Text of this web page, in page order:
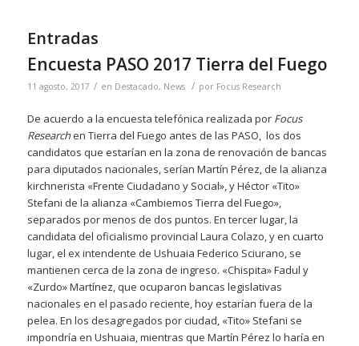
Entradas
Encuesta PASO 2017 Tierra del Fuego
11 agosto, 2017 / en Destacado, News / por Focus Research
De acuerdo a la encuesta telefónica realizada por Focus
Researchen Tierra del Fuego antes de las PASO, los dos
candidatos que estarían en la zona de renovación de bancas
para diputados nacionales, serían Martín Pérez, de la alianza
kirchnerista «Frente Ciudadano y Social», y Héctor «Tito»
Stefani de la alianza «Cambiemos Tierra del Fuego»,
separados por menos de dos puntos. En tercer lugar, la
candidata del oficialismo provincial Laura Colazo, y en cuarto
lugar, el ex intendente de Ushuaia Federico Sciurano, se
mantienen cerca de la zona de ingreso. «Chispita» Fadul y
«Zurdo» Martínez, que ocuparon bancas legislativas
nacionales en el pasado reciente, hoy estarían fuera de la
pelea. En los desagregados por ciudad, «Tito» Stefani se
impondría en Ushuaia, mientras que Martín Pérez lo haría en